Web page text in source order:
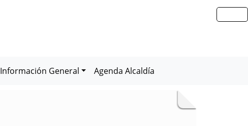
Información General Agenda Alcaldía